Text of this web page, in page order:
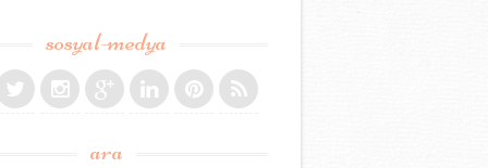
sosyal-medya
ara